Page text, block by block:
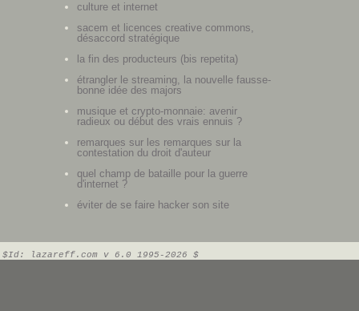
culture et internet
sacem et licences creative commons,
désaccord stratégique
la fin des producteurs (bis repetita)
étrangler le streaming, la nouvelle fausse-
bonne idée des majors
musique et crypto-monnaie: avenir
radieux ou début des vrais ennuis ?
remarques sur les remarques sur la
contestation du droit d'auteur
quel champ de bataille pour la guerre
d'internet ?
éviter de se faire hacker son site
$Id: lazareff.com v 6.0 1995-2026 $